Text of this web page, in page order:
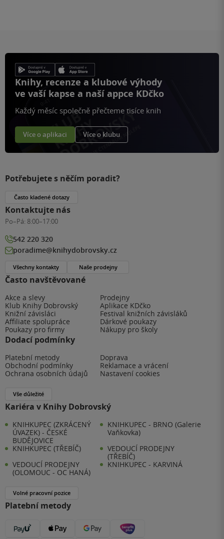
Knihy, recenze a klubové výhody
ve vaší kapse a naší appce KDčko
Každý měsíc společně přečteme tisíce knih
Více o aplikaci Více o klubu
Často navštěvované
Akce a slevy
Prodejny
Klub Knihy Dobrovský
Aplikace KDčko
Knižní závisláci
Festival knižních závisláků
Affiliate spolupráce
Dárkové poukazy
Poukazy pro firmy
Nákupy pro školy
Dodací podmínky
Platební metody
Doprava
Obchodní podmínky
Reklamace a vrácení
Ochrana osobních údajů
Nastavení cookies
Vše důležité
Kariéra v Knihy Dobrovský
KNIHKUPEC (ZKRÁCENÝ
ÚVAZEK) - ČESKÉ
BUDĚJOVICE
KNIHKUPEC - BRNO (Galerie
Vaňkovka)
KNIHKUPEC (TŘEBÍČ)
VEDOUCÍ PRODEJNY
(TŘEBÍČ)
VEDOUCÍ PRODEJNY
(OLOMOUC - OC HANÁ)
KNIHKUPEC - KARVINÁ
Volné pracovní pozice
Platební metody
Potřebujete s něčím poradit?
Často kladené dotazy
Kontaktujte nás
Po–Pá: 8:00–17:00
542 220 320
poradime@knihydobrovsky.cz
Všechny kontakty Naše prodejny